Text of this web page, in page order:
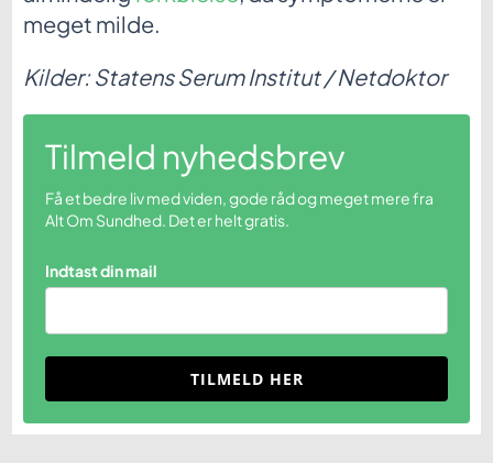
meget milde.
Kilder: Statens Serum Institut / Netdoktor
Tilmeld nyhedsbrev
Få et bedre liv med viden, gode råd og meget mere fra
Alt Om Sundhed. Det er helt gratis.
Indtast din mail
TILMELD HER